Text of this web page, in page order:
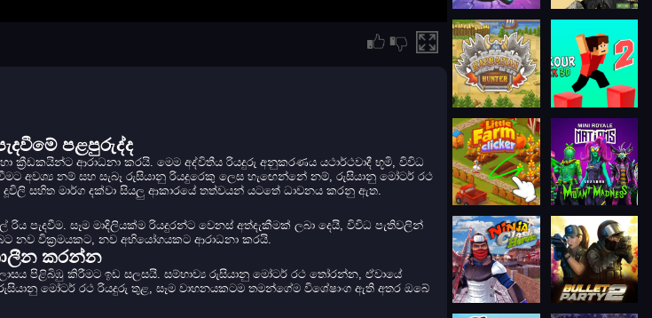
පළපුරුද්ද
ක්‍රීඩකයින්ට ආරාධනා කරයි. මෙම අද්විතීය රියදුරු අනුකරණය යථාර්ථවාදී භූමි, විවිධ
අවශ්‍ය නම් සහ සැබෑ රුසියානු රියදුරෙකු ලෙස හැඟෙන්නේ නම්, රුසියානු මෝටර් රථ
සහිත මාර්ග දක්වා සියලු ආකාරයේ තත්වයන් යටතේ ධාවනය කරනු ඇත.
පැදවීම. සෑම මාදිලියක්ම රියදුරන්ට වෙනස් අත්දැකීමක් ලබා දෙයි, විවිධ පැතිවලින්
නව වික්‍රමයකට, නව අභියෝගයකට ආරාධනා කරයි.
කරන්න
පිළිබිඹු කිරීමට ඉඩ සලසයි. සම්භාව්‍ය රුසියානු මෝටර් රථ තෝරන්න, ඒවායේ
මෝටර් රථ රියදුරු තුළ, සෑම වාහනයකටම තමන්ගේම විශේෂාංග ඇති අතර ඔබේ